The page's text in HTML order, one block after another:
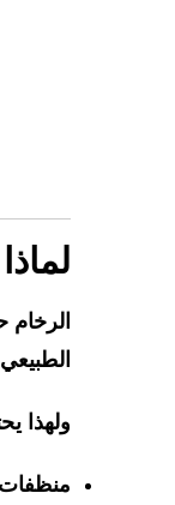
ولهذا